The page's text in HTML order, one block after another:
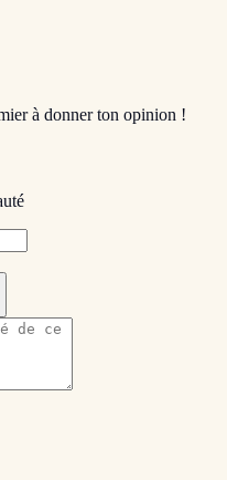
à donner ton opinion !